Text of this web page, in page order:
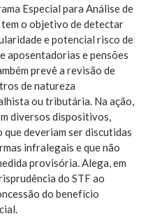
Especial para Análise de
o objetivo de detectar
e potencial risco de
aposentadorias e pensões
prevê a revisão de
de natureza
ou tributária. Na ação,
diversos dispositivos,
deveriam ser discutidas
infralegais e que não
provisória. Alega, em
do STF ao
do benefício